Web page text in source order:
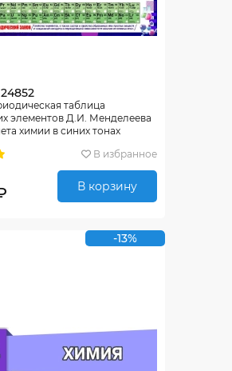
таблица
элементов Д.И. Менделеева
химии в синих тонах
В избранное
В корзину
-13%